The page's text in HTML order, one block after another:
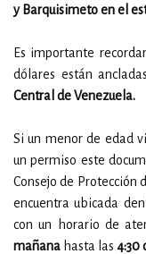
y Barquisimeto en el
Es importante
dólares están
Central de Venezuela.
Si un menor de edad
un permiso este
Consejo de Protección
encuentra ubicada
con un horario de
mañana hasta las 4:30